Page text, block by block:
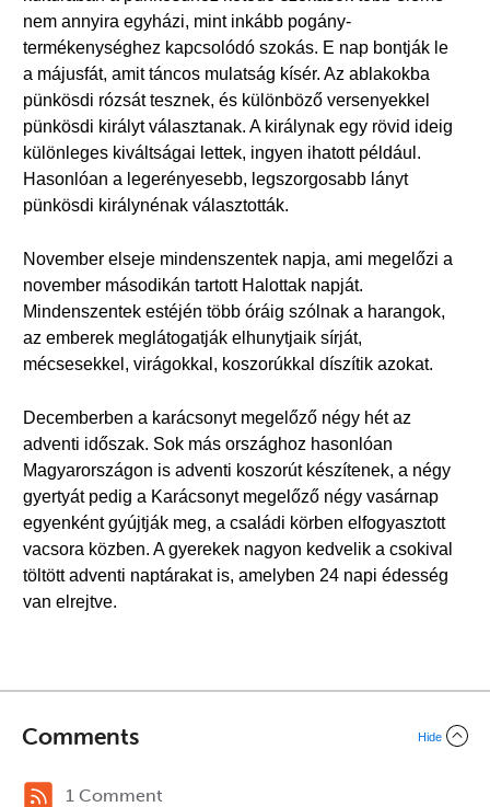
nem annyira egyházi, mint inkább pogány-
termékenységhez kapcsolódó szokás. E nap bontják le
a májusfát, amit táncos mulatság kísér. Az ablakokba
pünkösdi rózsát tesznek, és különböző versenyekkel
pünkösdi királyt választanak. A királynak egy rövid ideig
különleges kiváltságai lettek, ingyen ihatott például.
Hasonlóan a legerényesebb, legszorgosabb lányt
pünkösdi királynénak választották.
November elseje mindenszentek napja, ami megelőzi a
november másodikán tartott Halottak napját.
Mindenszentek estéjén több óráig szólnak a harangok,
az emberek meglátogatják elhunytjaik sírját,
mécsesekkel, virágokkal, koszorúkkal díszítik azokat.
Decemberben a karácsonyt megelőző négy hét az
adventi időszak. Sok más országhoz hasonlóan
Magyarországon is adventi koszorút készítenek, a négy
gyertyát pedig a Karácsonyt megelőző négy vasárnap
egyenként gyújtják meg, a családi körben elfogyasztott
vacsora közben. A gyerekek nagyon kedvelik a csokival
töltött adventi naptárakat is, amelyben 24 napi édesség
van elrejtve.
Comments Hide
1 Comment